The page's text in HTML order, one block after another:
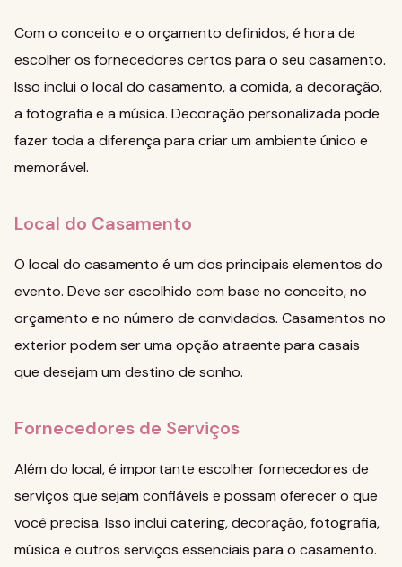
Com o conceito e o orçamento definidos, é hora de
escolher os fornecedores certos para o seu casamento.
Isso inclui o local do casamento, a comida, a decoração,
a fotografia e a música. Decoração personalizada pode
fazer toda a diferença para criar um ambiente único e
memorável.
Local do Casamento
O local do casamento é um dos principais elementos do
evento. Deve ser escolhido com base no conceito, no
orçamento e no número de convidados. Casamentos no
exteriorpodem ser uma opção atraente para casais
que desejam um destino de sonho.
Fornecedores de Serviços
Além do local, é importante escolher fornecedores de
serviços que sejam confiáveis e possam oferecer o que
você precisa. Isso inclui catering, decoração, fotografia,
música e outros serviços essenciais para o casamento.